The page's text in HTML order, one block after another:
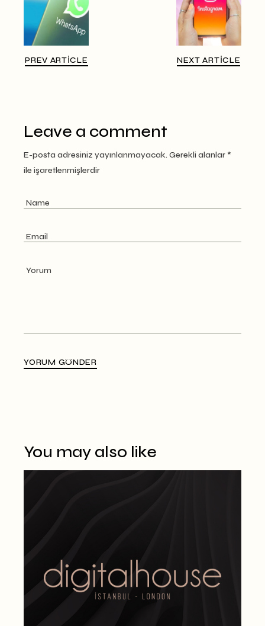
PREV ARTICLE NEXT ARTICLE
Leave a comment
E-posta adresiniz yayınlanmayacak. Gerekli alanlar *
ile işaretlenmişlerdir
YORUM GÖNDER
You may also like